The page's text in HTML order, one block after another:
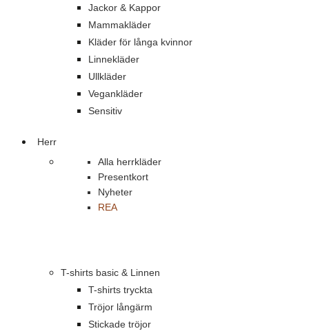
Jackor & Kappor
Mammakläder
Kläder för långa kvinnor
Linnekläder
Ullkläder
Vegankläder
Sensitiv
Herr
Alla herrkläder
Presentkort
Nyheter
REA
T-shirts basic & Linnen
T-shirts tryckta
Tröjor långärm
Stickade tröjor